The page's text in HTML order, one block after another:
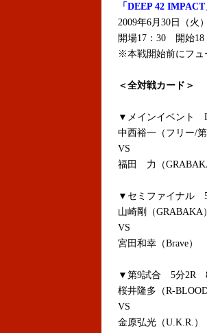
「DEEP 42
2009年6月30日（火
開場17：30 開始18
※本戦開始前にフュ
＜全対戦カード＞
▼メインイベント
中西裕一（フリー/
VS
福田 力（
▼セミファイナル
山崎剛（GRABAKA
VS
宮田和幸（Brave）
▼第9試合 5分2R
桜井隆多（R-
VS
金原弘光（U.K.R.）